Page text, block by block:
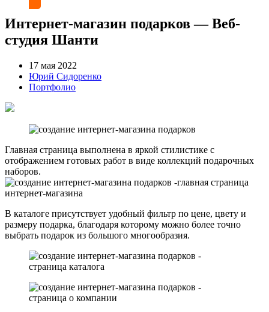
Интернет-магазин подарков — Веб-
студия Шанти
17 мая 2022
Юрий Сидоренко
Портфолио
Главная страница выполнена в яркой стилистике с
отображением готовых работ в виде коллекций подарочных
наборов.
В каталоге присутствует удобный фильтр по цене, цвету и
размеру подарка, благодаря которому можно более точно
выбрать подарок из большого многообразия.